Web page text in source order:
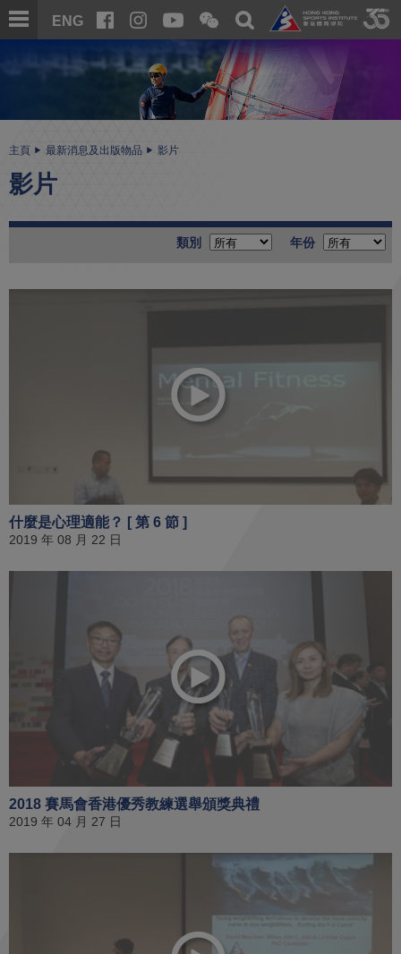
跳
至
ENG
開
合
信
二
維
碼
關
搜
尋
主頁 最新消息及出版物品 影片
影片
年份
類別
什麼是心理適能？ [ 第 6 節 ]
2019 年 08 月 22 日
2018 賽馬會香港優秀教練選舉頒獎典禮
2019 年 04 月 27 日